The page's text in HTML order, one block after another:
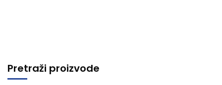
Pretraži proizvode